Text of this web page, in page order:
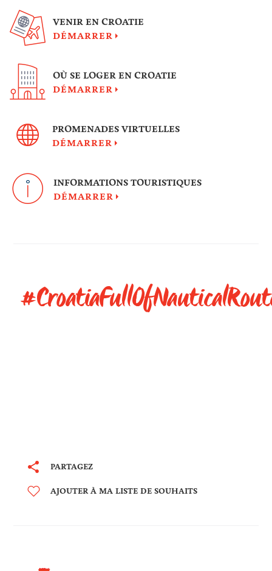
VENIR EN CROATIE
DÉMARRER
OÙ SE LOGER EN CROATIE
DÉMARRER
PROMENADES VIRTUELLES
DÉMARRER
INFORMATIONS TOURISTIQUES
DÉMARRER
PARTAGEZ
AJOUTER À MA LISTE DE SOUHAITS